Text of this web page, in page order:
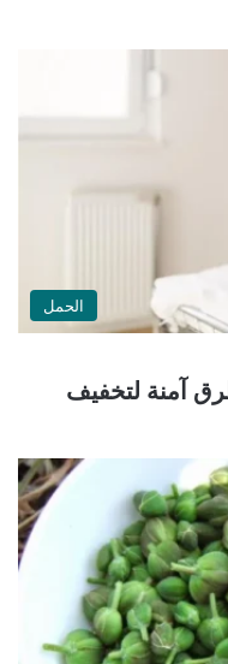
الحمل
آمنة لتخفيف